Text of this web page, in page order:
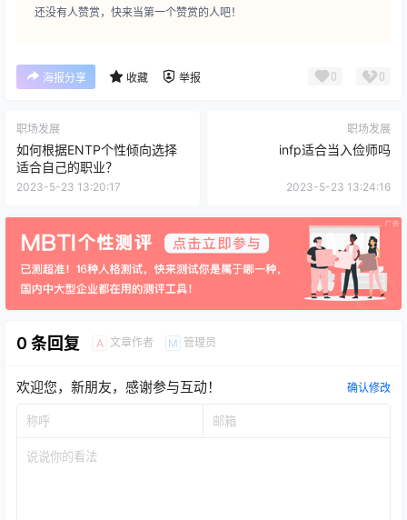
还没有人赞赏，快来当第一个赞赏的人吧！
海报分享 收藏 举报 0 0
职场发展
如何根据ENTP个性倾向选择
适合自己的职业？
2023-5-23 13:20:17
职场发展
infp适合当入俭师吗
2023-5-23 13:24:16
0 条回复 A 文章作者 M 管理员
欢迎您，新朋友，感谢参与互动！ 确认修改